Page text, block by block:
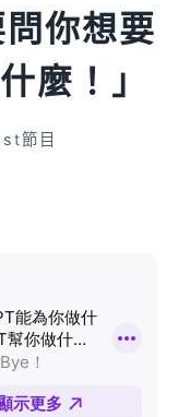
你想要
麼！」
節目